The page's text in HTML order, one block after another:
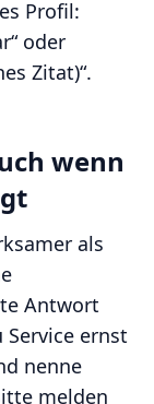
Profil:
oder
Zitat)“.
wenn
als
Antwort
ernst
nenne
melden